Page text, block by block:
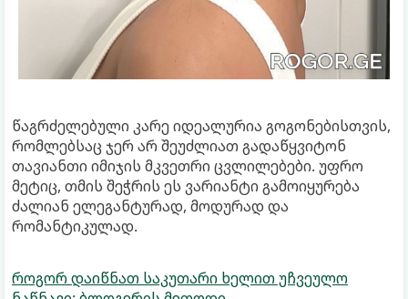
წაგრძელებული კარე იდეალურია გოგონებისთვის,
რომლებსაც ჯერ არ შეუძლიათ გადაწყვიტონ
თავიანთი იმიჯის მკვეთრი ცვლილებები. უფრო
მეტიც, თმის შეჭრის ეს ვარიანტი გამოიყურება
ძალიან ელეგანტურად, მოდურად და
რომანტიკულად.
როგორ დაიწნათ საკუთარი ხელით უჩვეულო